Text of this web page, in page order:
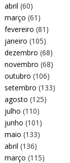
abril (60)
março (61)
fevereiro (81)
janeiro (105)
dezembro (68)
novembro (68)
outubro (106)
setembro (133)
agosto (125)
julho (110)
junho (101)
maio (133)
abril (136)
março (115)